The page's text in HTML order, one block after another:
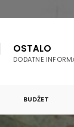
OSTALO
DODATNE
BUDŽET